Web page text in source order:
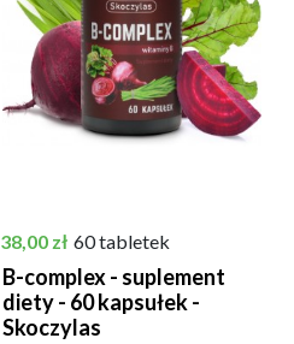
Cena
38,00 zł 60 tabletek
B-complex - suplement
diety - 60 kapsułek -
Skoczylas